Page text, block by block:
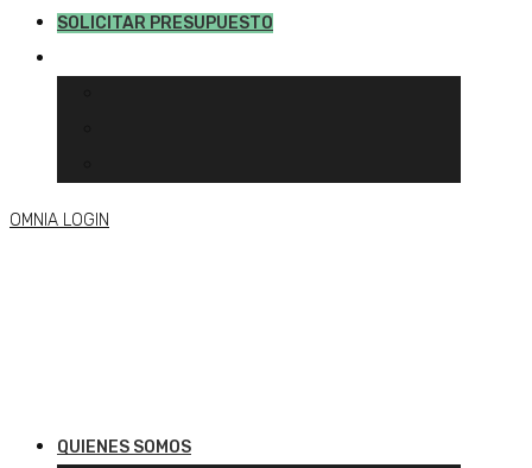
SOLICITAR PRESUPUESTO
OMNIA LOGIN
QUIENES SOMOS